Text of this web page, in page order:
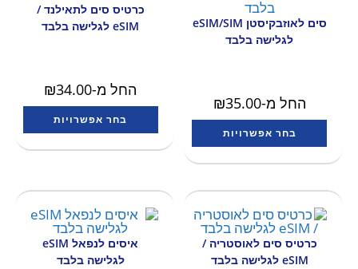
סים לאוזבקיסטן eSIM/SIM
לגלישה בלבד
החל מ- ₪35.00
בחר אפשרויות
כרטיס סים לתאילנד /
eSIM לגלישה בלבד
החל מ- ₪34.00
בחר אפשרויות
כרטיס סים לאוסטריה /
eSIM לגלישה בלבד
איסים לנפאל eSIM
לגלישה בלבד